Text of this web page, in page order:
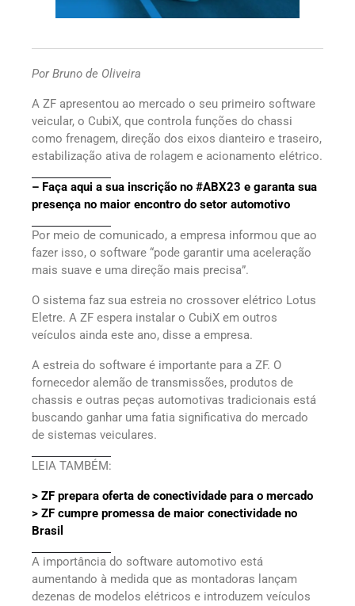
Por Bruno de Oliveira
A ZF apresentou ao mercado o seu primeiro software
veicular, o CubiX, que controla funções do chassi
como frenagem, direção dos eixos dianteiro e traseiro,
estabilização ativa de rolagem e acionamento elétrico.
– Faça aqui a sua inscrição no #ABX23 e garanta sua
presença no maior encontro do setor automotivo
Por meio de comunicado, a empresa informou que ao
fazer isso, o software “pode garantir uma aceleração
mais suave e uma direção mais precisa”.
O sistema faz sua estreia no crossover elétrico Lotus
Eletre. A ZF espera instalar o CubiX em outros
veículos ainda este ano, disse a empresa.
A estreia do software é importante para a ZF. O
fornecedor alemão de transmissões, produtos de
chassis e outras peças automotivas tradicionais está
buscando ganhar uma fatia significativa do mercado
de sistemas veiculares.
LEIA TAMBÉM:
> ZF prepara oferta de conectividade para o mercado
> ZF cumpre promessa de maior conectividade no
Brasil
A importância do software automotivo está
aumentando à medida que as montadoras lançam
dezenas de modelos elétricos e introduzem veículos